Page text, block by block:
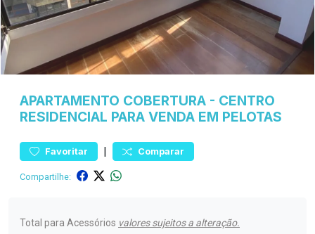
APARTAMENTO COBERTURA - CENTRO
RESIDENCIAL PARA VENDA EM PELOTAS
Favoritar | Comparar
Compartilhe:
Total para Acessórios valores sujeitos a alteração.